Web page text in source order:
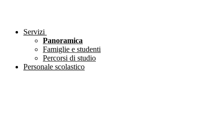
Servizi
Panoramica
Famiglie e studenti
Percorsi di studio
Personale scolastico